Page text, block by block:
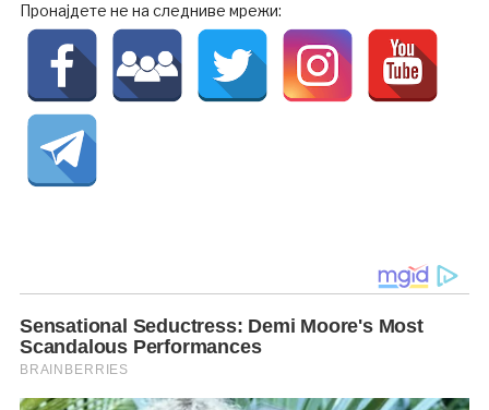
Пронајдете не на следниве мрежи: